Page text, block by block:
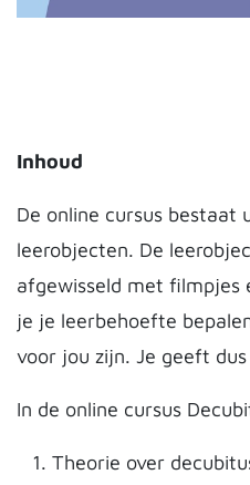
Inhoud
De online cursus bestaat
leerobjecten. De
afgewisseld met filmpjes
je je leerbehoefte
voor jou zijn. Je geeft
In de online cursus
Theorie over